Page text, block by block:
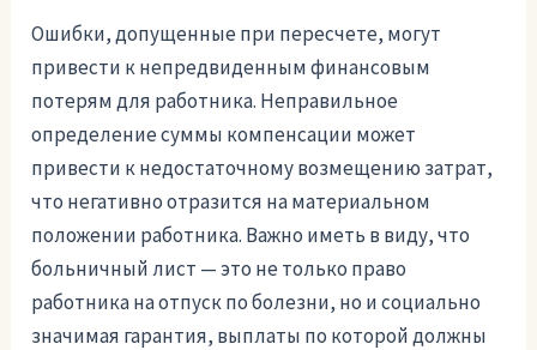
Ошибки, допущенные при пересчете, могут
привести к непредвиденным финансовым
потерям для работника. Неправильное
определение суммы компенсации может
привести к недостаточному возмещению затрат,
что негативно отразится на материальном
положении работника. Важно иметь в виду, что
больничный лист — это не только право
работника на отпуск по болезни, но и социально
значимая гарантия, выплаты по которой должны